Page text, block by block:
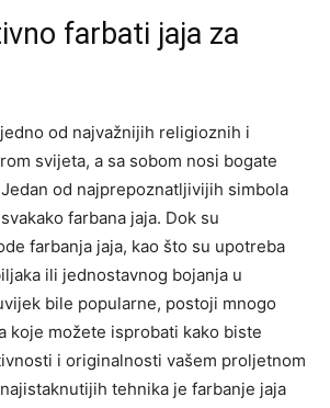
farbati jaja za
od najvažnijih religioznih i
svijeta, a sa sobom nosi bogate
od najprepoznatljivijih simbola
farbana jaja. Dok su
farbanja jaja, kao što su upotreba
ili jednostavnog bojanja u
bile popularne, postoji mnogo
koje možete isprobati kako biste
i originalnosti vašem proljetnom
tehnika je farbanje jaja